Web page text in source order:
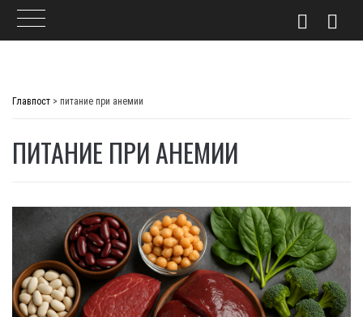
Главпост > питание при анемии
ПИТАНИЕ ПРИ АНЕМИИ